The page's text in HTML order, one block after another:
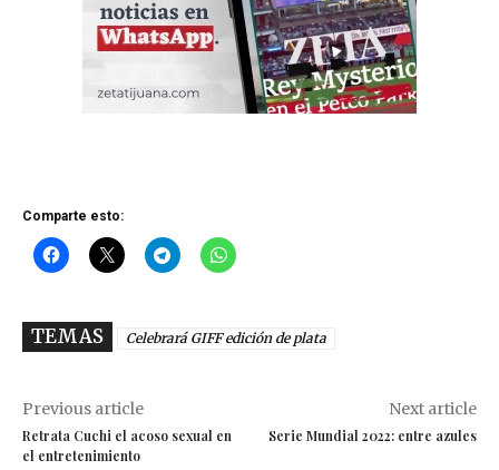
Comparte esto:
TEMAS Celebrará GIFF edición de plata
Previous article
Retrata Cuchi el acoso sexual en
el entretenimiento
Next article
Serie Mundial 2022: entre azules